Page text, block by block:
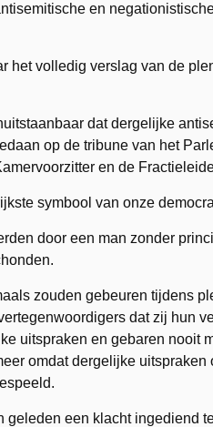
en
het volledig verslag van de
dat dergelijke
op de tribune van het
en de
symbool van onze
door een man zonder
zouden gebeuren tijdens
dat zij hun
uitspraken en gebaren nooit
omdat dergelijke
geleden een klacht ingediend